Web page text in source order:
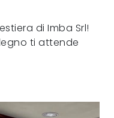
di Imba Srl!
ti attende